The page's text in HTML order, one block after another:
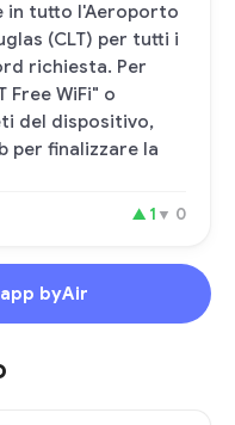
in tutto l'Aeroporto
(CLT) per tutti i
richiesta. Per
Free WiFi" o
del dispositivo,
per finalizzare la
▲ 1 ▼ 0
byAir